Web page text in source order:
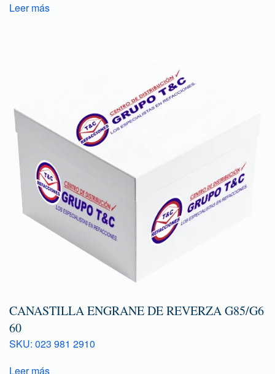
Leer más
CANASTILLA ENGRANE DE REVERZA G85/G6
60
SKU: 023 981 2910
Leer más